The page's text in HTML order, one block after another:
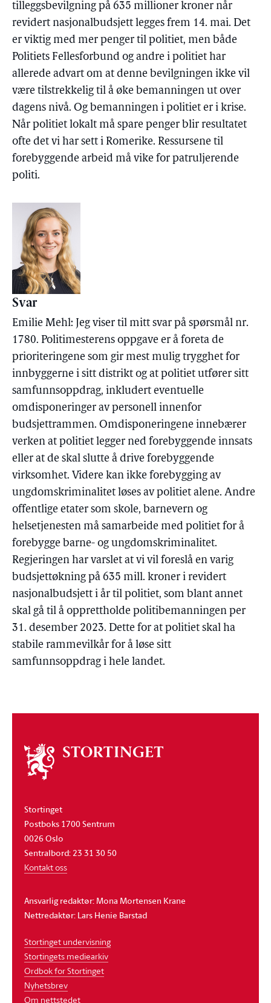
tilleggsbevilgning på 635 millioner kroner når
revidert nasjonalbudsjett legges frem 14. mai. Det
er viktig med mer penger til politiet, men både
Politiets Fellesforbund og andre i politiet har
allerede advart om at denne bevilgningen ikke vil
være tilstrekkelig til å øke bemanningen ut over
dagens nivå. Og bemanningen i politiet er i krise.
Når politiet lokalt må spare penger blir resultatet
ofte det vi har sett i Romerike. Ressursene til
forebyggende arbeid må vike for patruljerende
politi.
Svar
Emilie Mehl: Jeg viser til mitt svar på spørsmål nr.
1780. Politimesterens oppgave er å foreta de
prioriteringene som gir mest mulig trygghet for
innbyggerne i sitt distrikt og at politiet utfører sitt
samfunnsoppdrag, inkludert eventuelle
omdisponeringer av personell innenfor
budsjettrammen. Omdisponeringene innebærer
verken at politiet legger ned forebyggende innsats
eller at de skal slutte å drive forebyggende
virksomhet. Videre kan ikke forebygging av
ungdomskriminalitet løses av politiet alene. Andre
offentlige etater som skole, barnevern og
helsetjenesten må samarbeide med politiet for å
forebygge barne- og ungdomskriminalitet.
Regjeringen har varslet at vi vil foreslå en varig
budsjettøkning på 635 mill. kroner i revidert
nasjonalbudsjett i år til politiet, som blant annet
skal gå til å opprettholde politibemanningen per
31. desember 2023. Dette for at politiet skal ha
stabile rammevilkår for å løse sitt
samfunnsoppdrag i hele landet.
Om
stortinget
Stortinget
Postboks 1700 Sentrum
0026 Oslo
Sentralbord: 23 31 30 50
Kontakt oss
Ansvarlig redaktør: Mona Mortensen Krane
Nettredaktør: Lars Henie Barstad
Stortinget undervisning
Stortingets mediearkiv
Ordbok for Stortinget
Nyhetsbrev
Om nettstedet